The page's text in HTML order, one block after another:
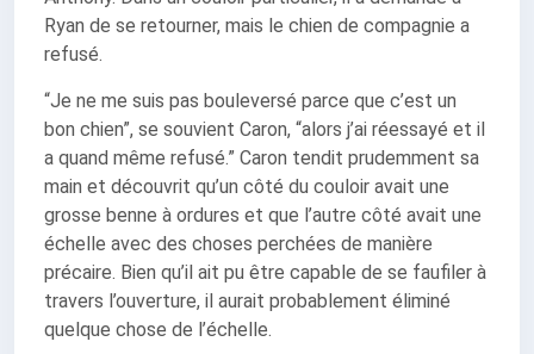
Ryan de se retourner, mais le chien de compagnie a
refusé.
“Je ne me suis pas bouleversé parce que c’est un
bon chien”, se souvient Caron, “alors j’ai réessayé et il
a quand même refusé.” Caron tendit prudemment sa
main et découvrit qu’un côté du couloir avait une
grosse benne à ordures et que l’autre côté avait une
échelle avec des choses perchées de manière
précaire. Bien qu’il ait pu être capable de se faufiler à
travers l’ouverture, il aurait probablement éliminé
quelque chose de l’échelle.